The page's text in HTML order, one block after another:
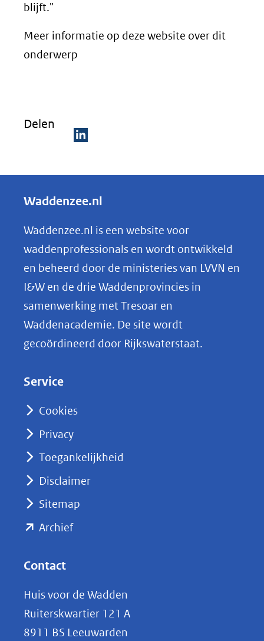
blijft."
Meer informatie op deze website over dit
onderwerp
Delen
e
e
n
o
p
k
e
nieuw
naar
Waddenzee.nl
Waddenzee.nl is een website voor
waddenprofessionals en wordt ontwikkeld
en beheerd door de ministeries van LVVN en
I&W en de drie Waddenprovincies in
samenwerking met Tresoar en
Waddenacademie. De site wordt
gecoördineerd door Rijkswaterstaat.
Service
Cookies
Privacy
Toegankelijkheid
Disclaimer
Sitemap
Archief(opent
(verwijst
naar
Contact
Huis voor de Wadden
Ruiterskwartier 121 A
8911 BS Leeuwarden